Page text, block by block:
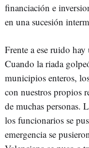
financiación e
en una sucesión
Frente a ese ruido
Cuando la riada
municipios enteros,
con nuestros propios
de muchas personas.
los funcionarios se
emergencia se